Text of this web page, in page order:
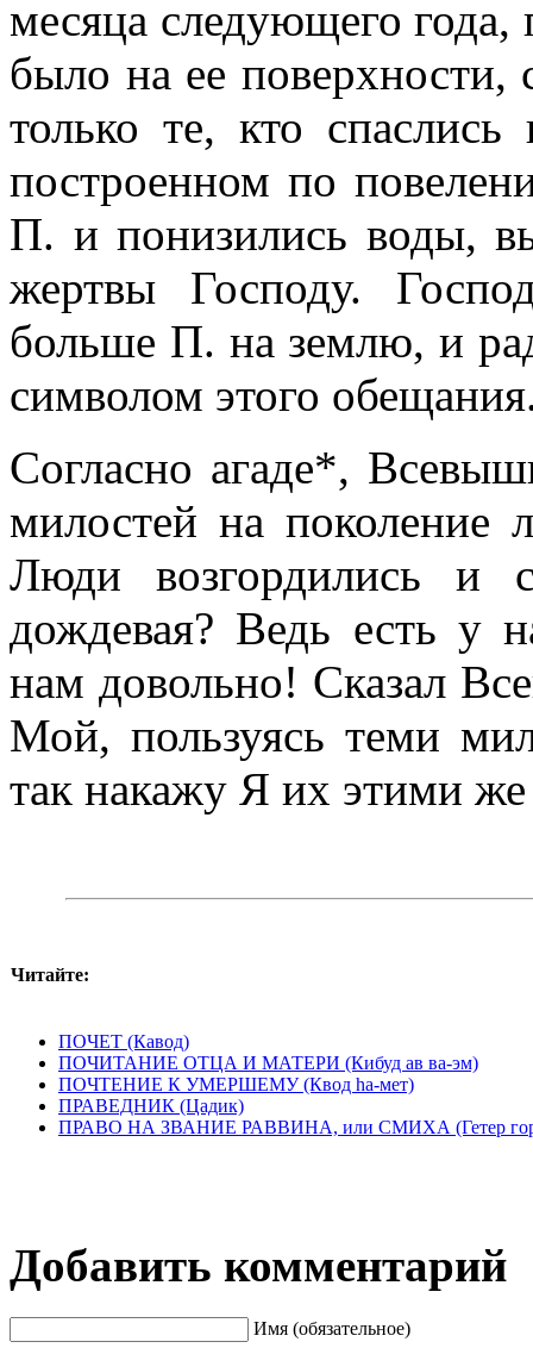
месяца следующего года,
было на ее
только те, кто
построенном по
П. и понизились воды,
жертвы Господу.
больше П. на землю, и
символом этого
Согласно агаде*,
милостей на
Люди возгордились и
дождевая? Ведь есть у
нам довольно! Сказал
Мой, пользуясь теми
так накажу Я их этими
Читайте:
ПОЧЕТ (Кавод)
ПОЧИТАНИЕ ОТЦА И МАТЕРИ (Кибуд ав ва-эм)
ПОЧТЕНИЕ К УМЕРШЕМУ (Квод hа-мет)
ПРАВЕДНИК (Цадик)
ПРАВО НА ЗВАНИЕ РАВВИНА, или СМИХА (Гетер
Добавить комментарий
Имя (обязательное)